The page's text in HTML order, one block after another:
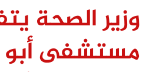
وزير الصحة
مستشفى أبو